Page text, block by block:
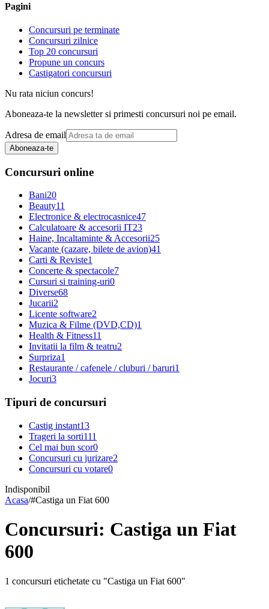
Pagini
Concursuri pe terminate
Concursuri zilnice
Top 20 concursuri
Propune un concurs
Castigatori concursuri
Nu rata niciun concurs!
Aboneaza-te la newsletter si primesti concursuri noi pe email.
Adresa de email
Aboneaza-te
Concursuri online
Bani20
Beauty11
Electronice & electrocasnice47
Calculatoare & accesorii IT23
Haine, Incaltaminte & Accesorii25
Vacante (cazare, bilete de avion)41
Carti & Reviste1
Concerte & spectacole7
Cursuri si training-uri0
Diverse68
Jucarii2
Licente software2
Muzica & Filme (DVD,CD)1
Health & Fitness11
Invitatii la film & teatru2
Surpriza1
Restaurante / cafenele / cluburi / baruri1
Jocuri3
Tipuri de concursuri
Castig instant13
Trageri la sorti111
Cel mai bun scor0
Concursuri cu jurizare2
Concursuri cu votare0
Indisponibil
Acasa/#Castiga un Fiat 600
Concursuri: Castiga un Fiat
600
1 concursuri etichetate cu "Castiga un Fiat 600"